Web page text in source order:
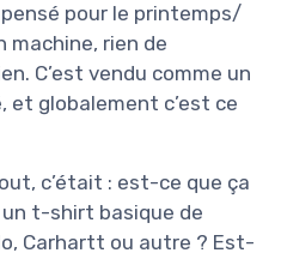
pensé pour le printemps/
machine, rien de
C’est vendu comme un
globalement c’est ce
c’était : est-ce que ça
t-shirt basique de
Carhartt ou autre ? Est-